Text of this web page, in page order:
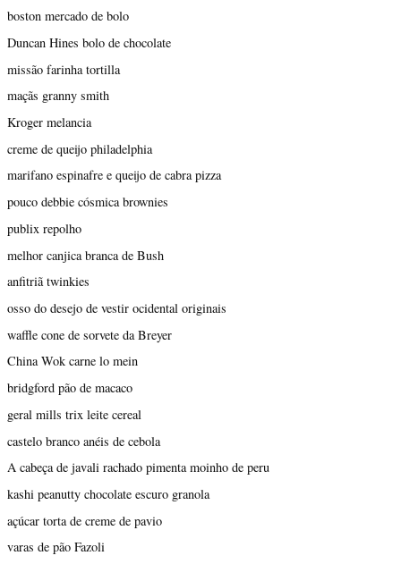
boston mercado de bolo
Duncan Hines bolo de chocolate
missão farinha tortilla
maçãs granny smith
Kroger melancia
creme de queijo philadelphia
marifano espinafre e queijo de cabra pizza
pouco debbie cósmica brownies
publix repolho
melhor canjica branca de Bush
anfitriã twinkies
osso do desejo de vestir ocidental originais
waffle cone de sorvete da Breyer
China Wok carne lo mein
bridgford pão de macaco
geral mills trix leite cereal
castelo branco anéis de cebola
A cabeça de javali rachado pimenta moinho de peru
kashi peanutty chocolate escuro granola
açúcar torta de creme de pavio
varas de pão Fazoli